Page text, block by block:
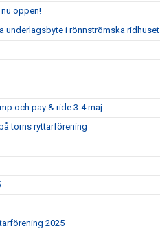
öppen!
underlagsbyte i rönnströmska ridhuset
och pay & ride 3-4 maj
torns ryttarförening
2025